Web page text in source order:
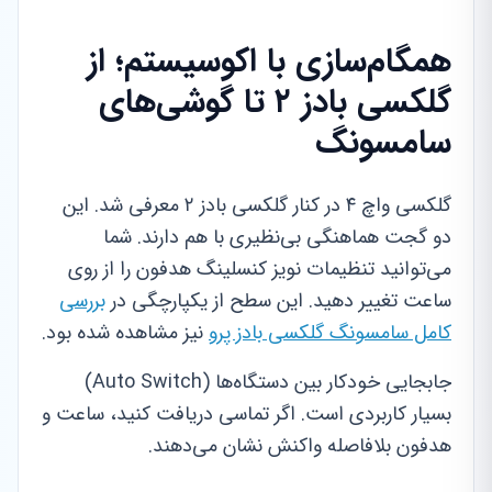
همگام‌سازی با اکوسیستم؛ از
گلکسی بادز ۲ تا گوشی‌های
سامسونگ
گلکسی واچ ۴ در کنار گلکسی بادز ۲ معرفی شد. این
دو گجت هماهنگی بی‌نظیری با هم دارند. شما
می‌توانید تنظیمات نویز کنسلینگ هدفون را از روی
ساعت تغییر دهید. این سطح از یکپارچگی در بررسی
کامل سامسونگ گلکسی بادز پرونیز مشاهده شده بود.
جابجایی خودکار بین دستگاه‌ها (Auto Switch)
بسیار کاربردی است. اگر تماسی دریافت کنید، ساعت و
هدفون بلافاصله واکنش نشان می‌دهند.